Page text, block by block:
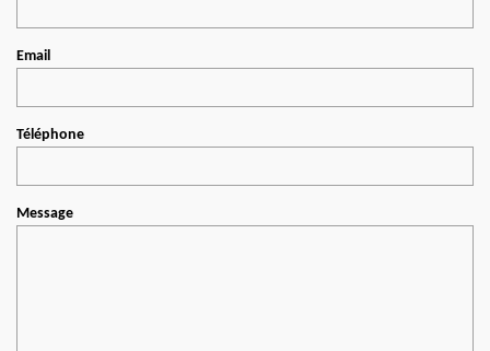
Email
Téléphone
Message